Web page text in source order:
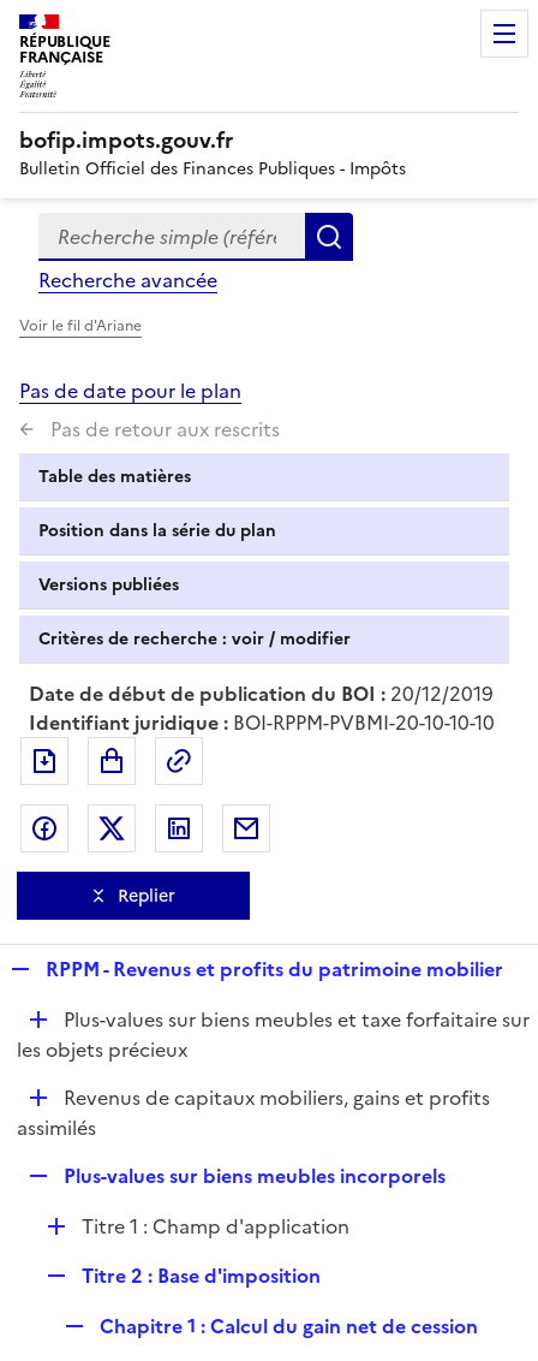
RÉPUBLIQUE
FRANÇAISE
bofip.impots.gouv.fr
Bulletin Officiel des Finances Publiques - Impôts
Formulaire
de
recherche
Recherche simple (références, mots clés, partie du
Recherche avancée
Voir le fil d'Ariane
Pas de date pour le plan
Pas de retour aux rescrits
Table des matières
Position dans la série du plan
Versions publiées
Critères de recherche : voir / modifier
Date de début de publication du BOI : 20/12/2019
Identifiant juridique : BOI-RPPM-PVBMI-20-10-10-10
Exporter le document au format pdf
Partager sur Facebook
Partager sur Twitter
Partager sur LinkedIn
Replier
p
l
i
e
r
RPPM - Revenus et profits du patrimoine mobilier
D
é
i
Plus-values sur biens meubles et taxe forfaitaire sur
les objets précieux
D
é
i
e
r
Revenus de capitaux mobiliers, gains et profits
assimilés
p
Plus-values sur biens meubles incorporels
DTitre 1 : Champ d'application
p
Titre 2 : Base d'imposition
Chapitre 1 : Calcul du gain net de cession